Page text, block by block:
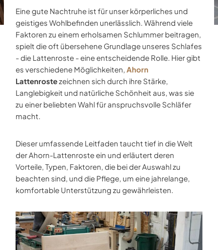
Eine gute Nachtruhe ist für unser körperliches und
geistiges Wohlbefinden unerlässlich. Während viele
Faktoren zu einem erholsamen Schlummer beitragen,
spielt die oft übersehene Grundlage unseres Schlafes
- die Lattenroste - eine entscheidende Rolle. Hier gibt
es verschiedene Möglichkeiten, Ahorn
Lattenrostezeichnen sich durch ihre Stärke,
Langlebigkeit und natürliche Schönheit aus, was sie
zu einer beliebten Wahl für anspruchsvolle Schläfer
macht.
Dieser umfassende Leitfaden taucht tief in die Welt
der Ahorn-Lattenroste ein und erläutert deren
Vorteile, Typen, Faktoren, die bei der Auswahl zu
beachten sind, und die Pflege, um eine jahrelange,
komfortable Unterstützung zu gewährleisten.